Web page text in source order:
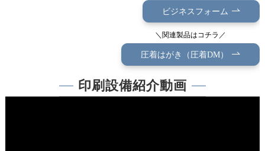
ビジネスフォーム
＼関連製品はコチラ／
圧着はがき（圧着DM）
印刷設備紹介動画